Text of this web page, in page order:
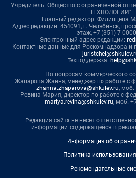
Учредитель: Общество с ограниченной
ТЕХНОЛОГИИ"
Главный редактор: Филипцева
Адрес редакции: 454091, г. Челябинск,
этаж, +7 (351) 7-
Электронный адрес редакции:
Контактные данные для Роскомнадзора и
Техподдержка:
По вопросам коммерческого
Жапарова Жанна, менеджер по работе с
zhanna.zhaparova@shkulev.ru, моб.
Ревина Мария, директор по работе с
mariya.revina@shkulev.ru, моб.
Редакция сайта не несет
информации, содержащейся в
Информация об
Политика
Рекомендательные